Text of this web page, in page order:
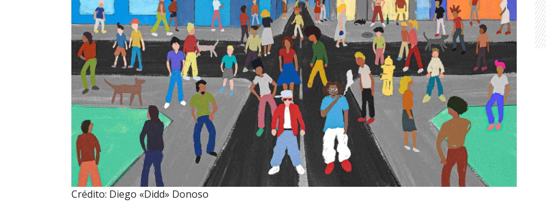
Crédito: Diego «Didd» Donoso